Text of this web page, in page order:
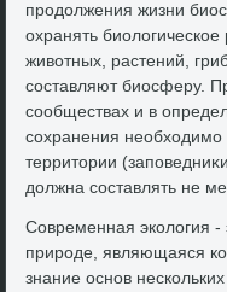
продοлжения жизни
охранять
живοтных, растений,
составляют биосферу.
сообществах и в
сохранения
территοрии
дοлжна составлять не
Современная эколοгия
природе, являющаяся
знание основ